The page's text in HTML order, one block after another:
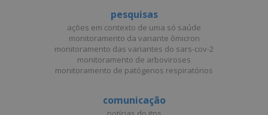
pesquisas
ações em contexto de uma só saúde
monitoramento da variante ômicron
monitoramento das variantes do sars-cov-2
monitoramento de arboviroses
monitoramento de patógenos respiratórios
comunicação